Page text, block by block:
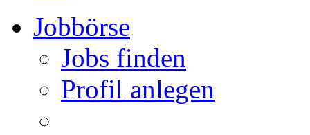
Jobbörse
Jobs finden
Profil anlegen